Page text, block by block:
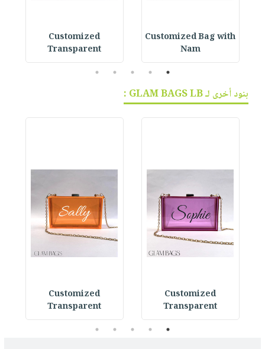
Customized Bag with
Nam
Customized
Transparent
1
2
3
4
5
بنود أخرى لـ GLAM BAGS LB :
Customized
Transparent
Customized
Transparent
1
2
3
4
5